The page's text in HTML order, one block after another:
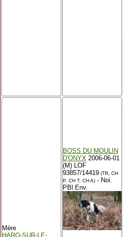
Mère
HARO-SUR-LE-
BOSS DU MOULIN
D'ONYX 2006-06-01
(M) LOF
93857/14419 (TR, CH
P, CH T, CH A) - Noi.
PBl.Env.